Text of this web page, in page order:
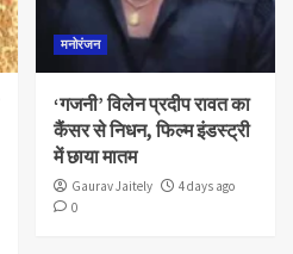
मनोरंजन
‘गजनी’ विलेन प्रदीप रावत का
कैंसर से निधन, फिल्म इंडस्ट्री
में छाया मातम
Gaurav Jaitely
4 days ago
0